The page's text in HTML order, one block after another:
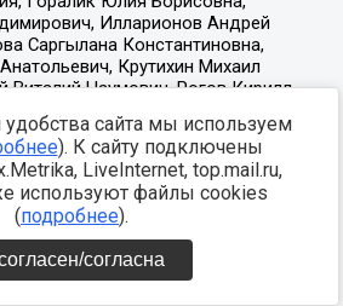
сайта мы используем
). К сайту подключены
LiveInternet, top.mail.ru,
используют файлы cookies
(подробнее).
согласна